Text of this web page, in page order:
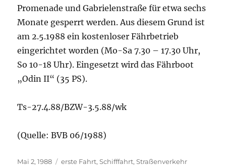
Promenade und Gabrielenstraße für etwa sechs
Monate gesperrt werden. Aus diesem Grund ist
am 2.5.1988 ein kostenloser Fährbetrieb
eingerichtet worden (Mo-Sa 7.30 – 17.30 Uhr,
So 10-18 Uhr). Eingesetzt wird das Fährboot
„Odin II“ (35 PS).
Ts-27.4.88/BZW-3.5.88/wk
(Quelle: BVB 06/1988)
Veröffentlicht
Mai 2, 1988 Kategorien
erste Fahrt,Schifffahrt,Straßenverkehr